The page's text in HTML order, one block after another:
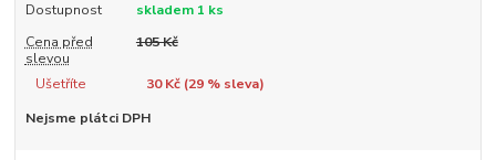
Dostupnost
skladem 1 ks
Cena před
slevou
105 Kč
Ušetříte 30 Kč (29% sleva)
Nejsme plátci DPH